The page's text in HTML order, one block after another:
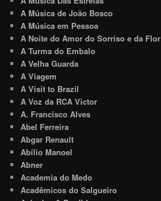
A Música de João Bosco
A Música em Pessoa
A Noite do Amor do Sorriso e da Flor
A Turma do Embalo
A Velha Guarda
A Viagem
A Visit to Brazil
A Voz da RCA Victor
A. Francisco Alves
Abel Ferreira
Abgar Renault
Abílio Manoel
Abner
Academia do Medo
Acadêmicos do Salgueiro